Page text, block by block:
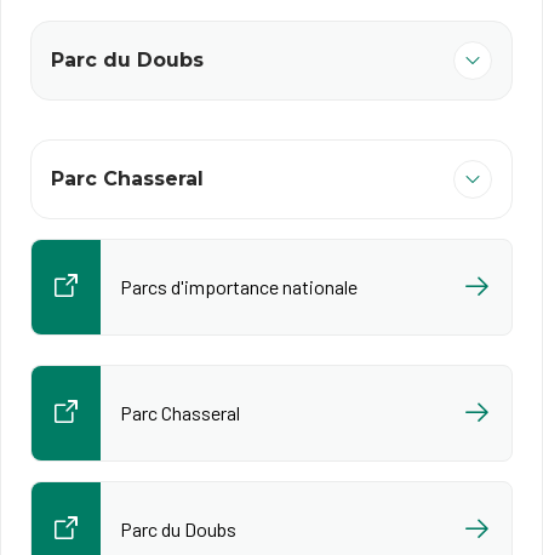
Parc du Doubs
Parc Chasseral
Parcs d'importance nationale
Parc Chasseral
Parc du Doubs